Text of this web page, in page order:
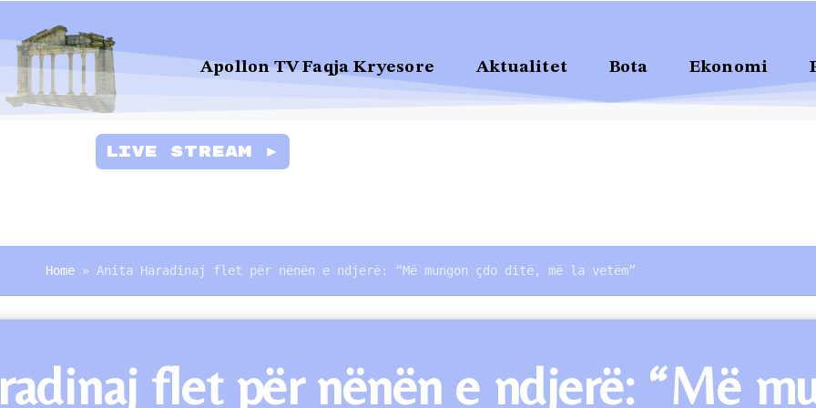
Apollon TV Faqja Kryesore Aktualitet Bota Ekonomi
Live Stream ►
Home » Anita Haradinaj flet për nënën e ndjerë: “Më mungon çdo ditë, më la vetëm”
flet për nënën e ndjerë: “Më